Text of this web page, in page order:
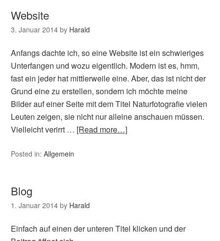
Website
3. Januar 2014 by Harald
Anfangs dachte ich, so eine Website ist ein schwieriges
Unterfangen und wozu eigentlich. Modern ist es, hmm,
fast ein jeder hat mittlerweile eine. Aber, das ist nicht der
Grund eine zu erstellen, sondern ich möchte meine
Bilder auf einer Seite mit dem Titel Naturfotografie vielen
Leuten zeigen, sie nicht nur alleine anschauen müssen.
Vielleicht verirrt … [Read more…]
Posted in:Allgemein
Blog
1. Januar 2014 by Harald
Einfach auf einen der unteren Titel klicken und der